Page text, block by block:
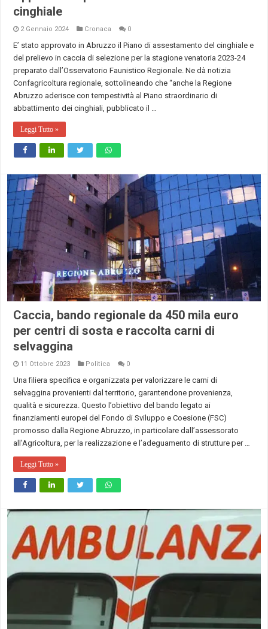
cinghiale
2 Gennaio 2024 Cronaca 0
E’ stato approvato in Abruzzo il Piano di assestamento del cinghiale e
del prelievo in caccia di selezione per la stagione venatoria 2023-24
preparato dall’Osservatorio Faunistico Regionale. Ne dà notizia
Confagricoltura regionale, sottolineando che “anche la Regione
Abruzzo aderisce con tempestività al Piano straordinario di
abbattimento dei cinghiali, pubblicato il …
Leggi Tutto »
Caccia, bando regionale da 450 mila euro
per centri di sosta e raccolta carni di
selvaggina
11 Ottobre 2023 Politica 0
Una filiera specifica e organizzata per valorizzare le carni di
selvaggina provenienti dal territorio, garantendone provenienza,
qualità e sicurezza. Questo l’obiettivo del bando legato ai
finanziamenti europei del Fondo di Sviluppo e Coesione (FSC)
promosso dalla Regione Abruzzo, in particolare dall’assessorato
all’Agricoltura, per la realizzazione e l’adeguamento di strutture per …
Leggi Tutto »